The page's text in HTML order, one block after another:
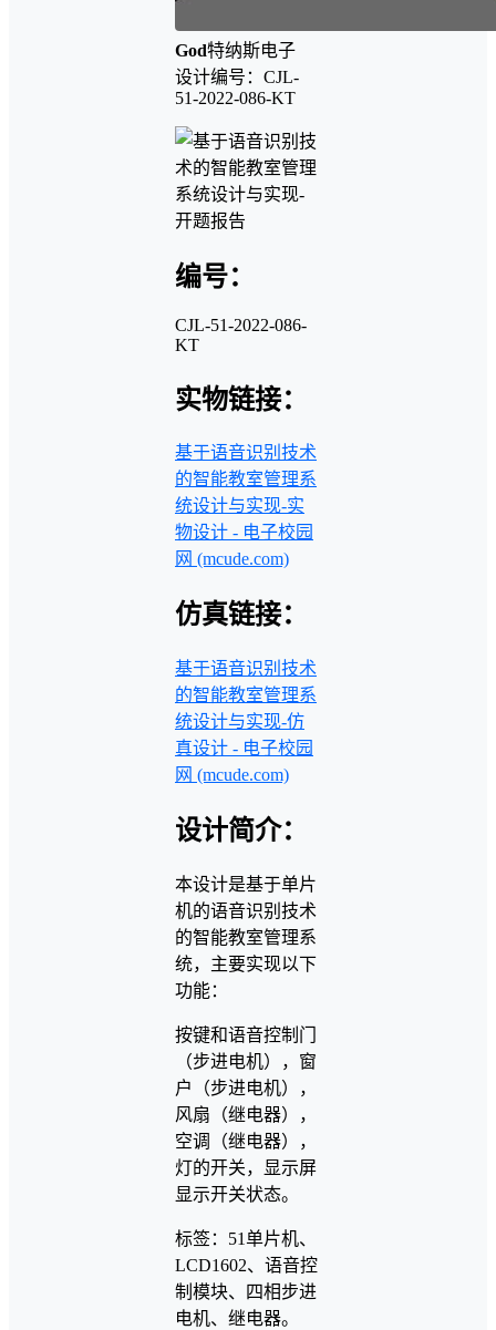
God特纳斯电子
设计编号：CJL-
51-2022-086-KT
编号：
CJL-51-2022-086-
KT
实物链接：
基于语音识别技术
的智能教室管理系
统设计与实现-实
物设计 - 电子校园
网 (mcude.com)
仿真链接：
基于语音识别技术
的智能教室管理系
统设计与实现-仿
真设计 - 电子校园
网 (mcude.com)
设计简介：
本设计是基于单片
机的语音识别技术
的智能教室管理系
统，主要实现以下
功能：
按键和语音控制门
（步进电机），窗
户（步进电机），
风扇（继电器），
空调（继电器），
灯的开关，显示屏
显示开关状态。
标签：51单片机、
LCD1602、语音控
制模块、四相步进
电机、继电器。